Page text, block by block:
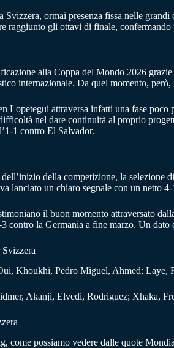
ormai presenza fissa nelle
raggiunto gli ottavi di finale,
alla Coppa del Mondo 2026
internazionale. Da quel momento,
Lopetegui attraversa infatti una fase
nel dare continuità al proprio
1 contro El Salvador.
della competizione, la selezione
lanciato un chiaro segnale con un netto
il buon momento attraversato
contro la Germania a fine marzo. Un
Khoukhi, Pedro Miguel, Ahmed; Laye,
Akanji, Elvedi, Rodriguez; Xhaka,
come possiamo vedere dalle quote